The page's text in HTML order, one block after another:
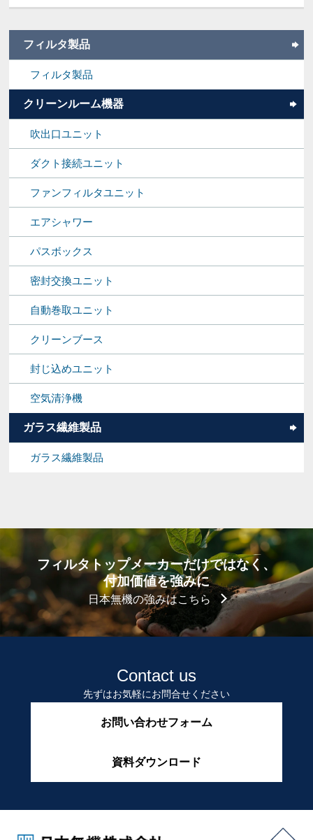
フィルタ製品
フィルタ製品
クリーンルーム機器
吹出口ユニット
ダクト接続ユニット
ファンフィルタユニット
エアシャワー
パスボックス
密封交換ユニット
自動巻取ユニット
クリーンブース
封じ込めユニット
空気清浄機
ガラス繊維製品
ガラス繊維製品
フィルタトップメーカーだけではなく、
付加価値を強みに
日本無機の強みはこちら
Contact us
先ずはお気軽にお問合せください
お問い合わせフォーム
資料ダウンロード